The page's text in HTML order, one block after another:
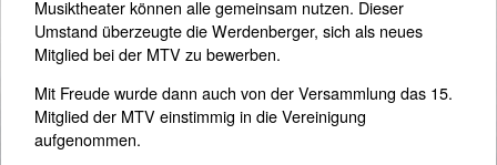
Musiktheater können alle gemeinsam nutzen. Dieser
Umstand überzeugte die Werdenberger, sich als neues
Mitglied bei der MTV zu bewerben.
Mit Freude wurde dann auch von der Versammlung das 15.
Mitglied der MTV einstimmig in die Vereinigung
aufgenommen.